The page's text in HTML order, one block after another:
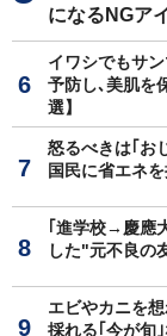
になるNGア
イワシでもサ
予防し､美肌を
選】
怒るべきは｢お
国民に省エネ
｢進学校→慶應
した"元不良の
エビやカニを
採れる｢今が旬